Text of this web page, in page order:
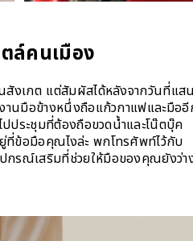
ล์คนเมือง
สังเกต แต่สัมผัสได้หลังจากวันที่แส
านมือข้างหนึ่งถือแก้วกาแฟและมือ
ปประชุมที่ต้องถือขวดน้ำและโน๊ตบุ๊ค
ข้อมือคุณไงล่ะ พกโทรศัพท์ไว้กับ
รณ์เสริมที่ช่วยให้มือของคุณยังว่า